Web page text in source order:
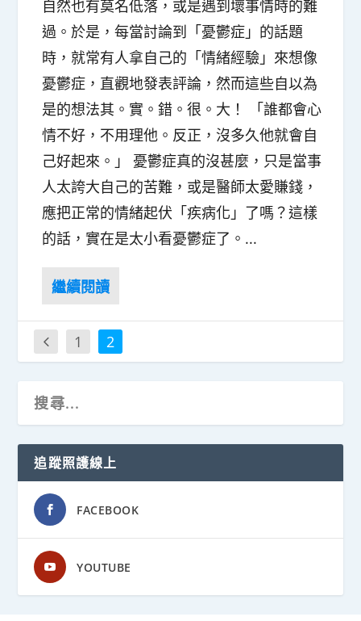
自然也有莫名低落，或是遇到壞事情時的難
過。於是，每當討論到「憂鬱症」的話題
時，就常有人拿自己的「情緒經驗」來想像
憂鬱症，直觀地發表評論，然而這些自以為
是的想法其。實。錯。很。大！ 「誰都會心
情不好，不用理他。反正，沒多久他就會自
己好起來。」 憂鬱症真的沒甚麼，只是當事
人太誇大自己的苦難，或是醫師太愛賺錢，
應把正常的情緒起伏「疾病化」了嗎？這樣
的話，實在是太小看憂鬱症了。...
1 2
追蹤照護線上
FACEBOOK
YOUTUBE